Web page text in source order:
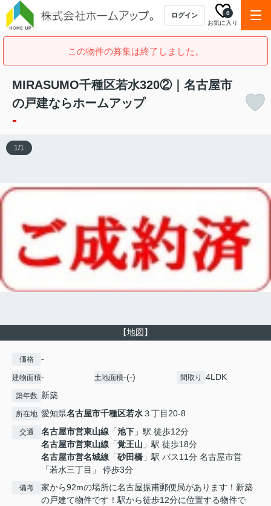
ログイン
お気に入り
0
この物件の募集は終了しました。
MIRASUMO千種区若水320②｜名古屋市
の戸建ならホームアップ
-
【地図】
1/1
価格 -
建物面積- 土地面積-(-) 間取り 4LDK
築年数 新築
所在地 愛知県名古屋市千種区若水３丁目20-8
交通 名古屋市営東山線 「池下 」駅 徒歩12分
名古屋市営東山線 「覚王山 」駅 徒歩18分
名古屋市営名城線 「砂田橋 」駅 バス11分 名古屋市営
「若水三丁目」 停歩3分
備考
家から92mの場所に名古屋振甫郵便局があります！新築
の戸建て物件です！駅から徒歩12分に位置する物件で